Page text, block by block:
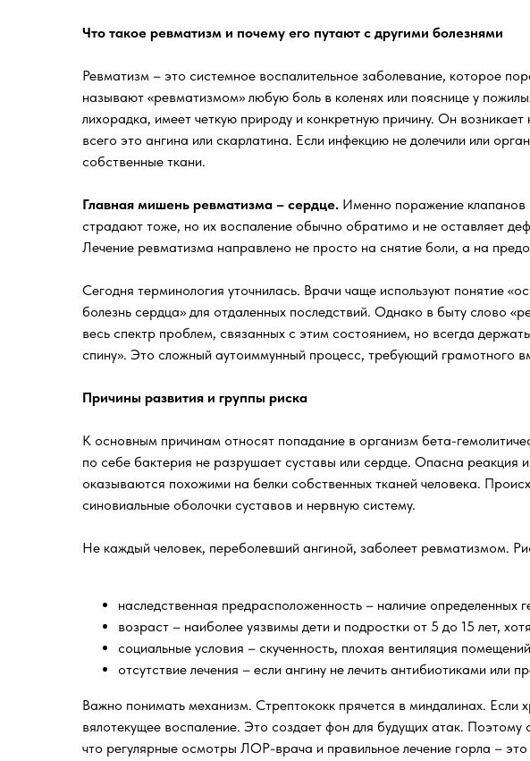
Что такое ревматизм и почему его путают с другими болезнями
Ревматизм – это системное воспалительное заболевание, которое
называют «ревматизмом» любую боль в коленях или пояснице у
лихорадка, имеет четкую природу и конкретную причину. Он
всего это ангина или скарлатина. Если инфекцию не долечили или
собственные ткани.
Главная мишень ревматизма – сердце. Именно поражение клапанов
страдают тоже, но их воспаление обычно обратимо и не оставляет
Лечение ревматизма направлено не просто на снятие боли, а на
Сегодня терминология уточнилась. Врачи чаще используют понятие
болезнь сердца» для отдаленных последствий. Однако в быту слово
весь спектр проблем, связанных с этим состоянием, но всегда
спину». Это сложный аутоиммунный процесс, требующий грамотного
Причины развития и группы риска
К основным причинам относят попадание в организм бета-
по себе бактерия не разрушает суставы или сердце. Опасна
оказываются похожими на белки собственных тканей человека.
синовиальные оболочки суставов и нервную систему.
Не каждый человек, переболевший ангиной, заболеет ревматизмом.
наследственная предрасположенность – наличие
возраст – наиболее уязвимы дети и подростки от 5 до 15 лет,
социальные условия – скученность, плохая вентиляция
отсутствие лечения – если ангину не лечить антибиотиками
Важно понимать механизм. Стрептококк прячется в миндалинах. Если
вялотекущее воспаление. Это создает фон для будущих атак.
что регулярные осмотры ЛОР-врача и правильное лечение горла –